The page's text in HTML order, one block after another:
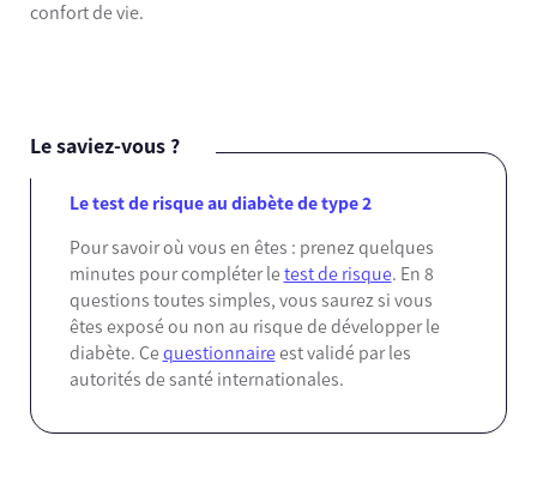
confort de vie.
Le saviez-vous ?
Le test de risque au diabète de type 2
Pour savoir où vous en êtes : prenez quelques
minutes pour compléter le test de risque. En 8
questions toutes simples, vous saurez si vous
êtes exposé ou non au risque de développer le
diabète. Ce questionnaire est validé par les
autorités de santé internationales.